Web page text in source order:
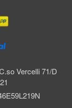
Vercelli 71/D